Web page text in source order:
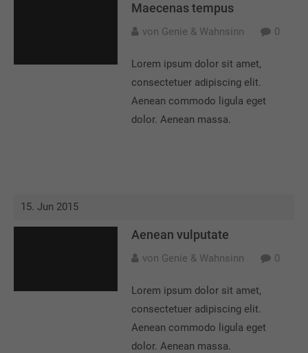
Maecenas tempus
von Genie & Wahnsinn 0
Lorem ipsum dolor sit amet,
consectetuer adipiscing elit.
Aenean commodo ligula eget
dolor. Aenean massa.
15. Jun 2015
Aenean vulputate
von Genie & Wahnsinn 0
Lorem ipsum dolor sit amet,
consectetuer adipiscing elit.
Aenean commodo ligula eget
dolor. Aenean massa.